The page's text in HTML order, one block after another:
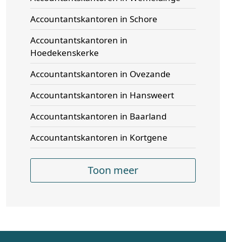
Accountantskantoren in Schore
Accountantskantoren in
Hoedekenskerke
Accountantskantoren in Ovezande
Accountantskantoren in Hansweert
Accountantskantoren in Baarland
Accountantskantoren in Kortgene
Toon meer